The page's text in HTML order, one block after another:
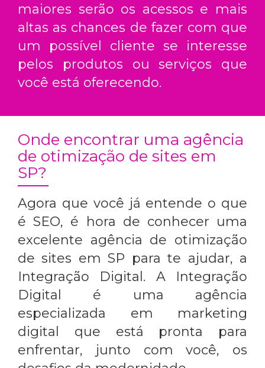
maiores serão os acessos e mais
altas as chances de fazer com que
um possível cliente se interesse
pelos produtos ou serviços que
você está oferecendo.
Onde encontrar uma agência
de otimização de sites em
SP?
Agora que você já entende o que
é SEO, é hora de conhecer uma
excelente agência de otimização
de sites em SP para te ajudar, a
Integração Digital. A Integração
Digital é uma agência
especializada em marketing
digital que está pronta para
enfrentar, junto com você, os